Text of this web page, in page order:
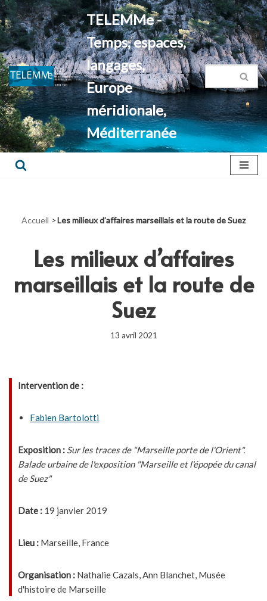
Aller
au
contenu
TELEMMe -
Temps, espaces,
langages,
Europe
méridionale,
Méditerranée
Accueil >Les milieux d’affaires marseillais et la route de Suez
Les milieux d’affaires
marseillais et la route de
Suez
13 avril 2021
Intervention de :
Fabien Bartolotti
Exposition : Sur les traces de "Marseille porte de l'Orient".
Balade urbaine de l'exposition "Marseille et l'épopée du canal
de Suez"
Date : 19 janvier 2019
Lieu : Marseille, France
Organisation : Nathalie Cazals, Ann Blanchet, Musée
d'histoire de Marseille